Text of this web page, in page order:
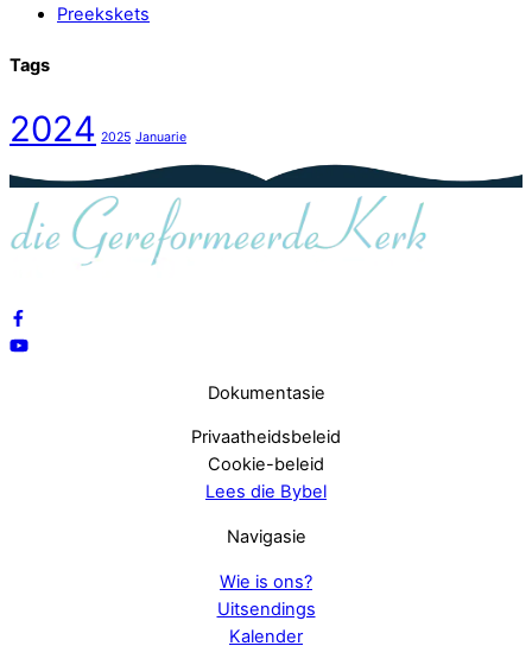
Preekskets
Tags
2024 2025 Januarie
Dokumentasie
Privaatheidsbeleid
Cookie-beleid
Lees die Bybel
Navigasie
Wie is ons?
Uitsendings
Kalender